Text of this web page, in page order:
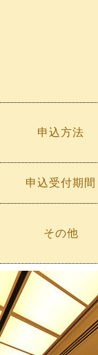
申込方法
申込受付期間
その他